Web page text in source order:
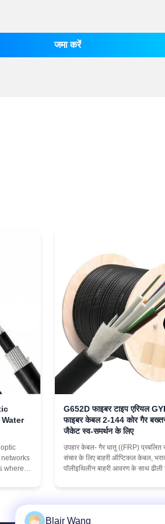
जमा करें
where
G652D फाइबर टाइप एरियल
फाइबर केबल 2-144 कोर गैर
जैकेट स्व-समर्थन के लिए
उपहार केबल- गैर धातु ((FRP)
संचार के लिए बाहरी ऑप्टिकल केबल,
पॉलीइथिलीन बाहरी आवरण के साथ
Blair Wang